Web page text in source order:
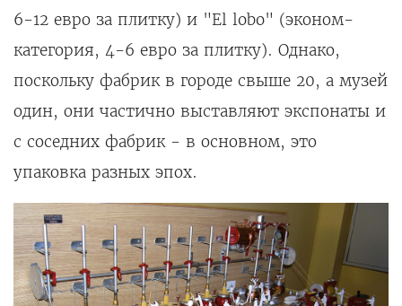
6-12 евро за плитку) и "El lobo" (эконом-
категория, 4-6 евро за плитку). Однако,
поскольку фабрик в городе свыше 20, а музей
один, они частично выставляют экспонаты и
с соседних фабрик - в основном, это
упаковка разных эпох.